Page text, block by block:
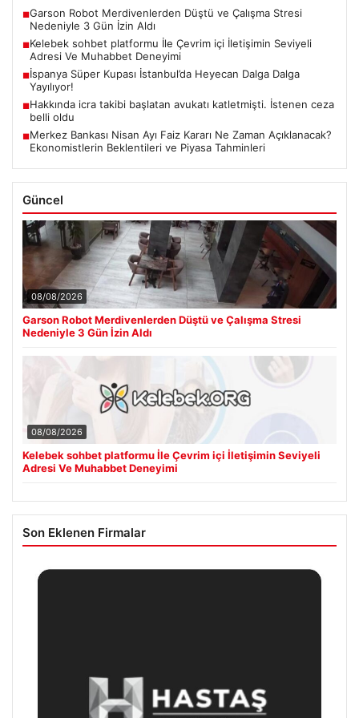
■Garson Robot Merdivenlerden Düştü ve Çalışma Stresi
Nedeniyle 3 Gün İzin Aldı
■Kelebek sohbet platformu İle Çevrim içi İletişimin Seviyeli
Adresi Ve Muhabbet Deneyimi
■İspanya Süper Kupası İstanbul’da Heyecan Dalga Dalga
Yayılıyor!
■Hakkında icra takibi başlatan avukatı katletmişti. İstenen ceza
belli oldu
■Merkez Bankası Nisan Ayı Faiz Kararı Ne Zaman Açıklanacak?
Ekonomistlerin Beklentileri ve Piyasa Tahminleri
Güncel
08/08/2026
Garson Robot Merdivenlerden Düştü ve Çalışma Stresi
Nedeniyle 3 Gün İzin Aldı
08/08/2026
Kelebek sohbet platformu İle Çevrim içi İletişimin Seviyeli
Adresi Ve Muhabbet Deneyimi
Son Eklenen Firmalar